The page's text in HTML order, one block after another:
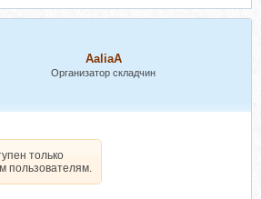
AaliaA
Организатор складчин
только
пользователям.